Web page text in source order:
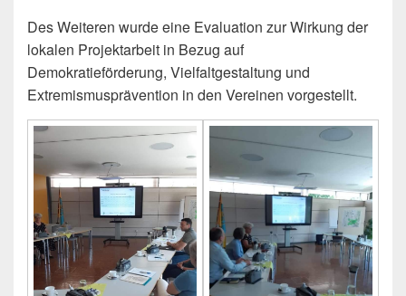
Des Weiteren wurde eine Evaluation zur Wirkung der
lokalen Projektarbeit in Bezug auf
Demokratieförderung, Vielfaltgestaltung und
Extremismusprävention in den Vereinen vorgestellt.